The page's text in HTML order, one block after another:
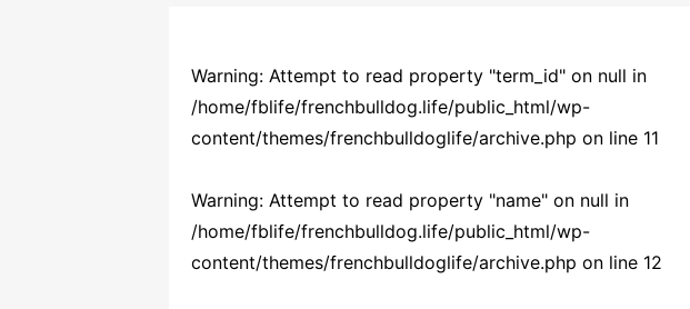
Warning: Attempt to read property "term_id" on null in
/home/fblife/frenchbulldog.life/public_html/wp-
content/themes/frenchbulldoglife/archive.php on line 11
Warning: Attempt to read property "name" on null in
/home/fblife/frenchbulldog.life/public_html/wp-
content/themes/frenchbulldoglife/archive.php on line 12